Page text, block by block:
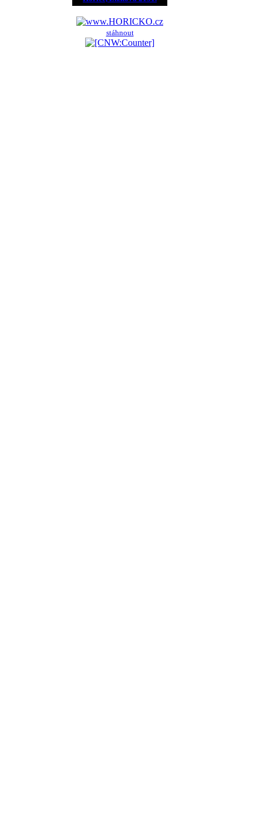
stáhnout